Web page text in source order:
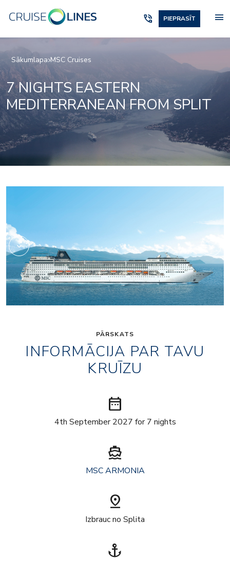
phone_in_talk PIEPRASĪT menu
Sākumlapa MSC Cruises
7 NIGHTS EASTERN
MEDITERRANEAN FROM SPLIT
PĀRSKATS
INFORMĀCIJA PAR TAVU
KRUĪZU
date_range
4th September 2027 for 7 nights
directions_boat
MSC ARMONIA
pin_drop
Izbrauc no Splita
anchor